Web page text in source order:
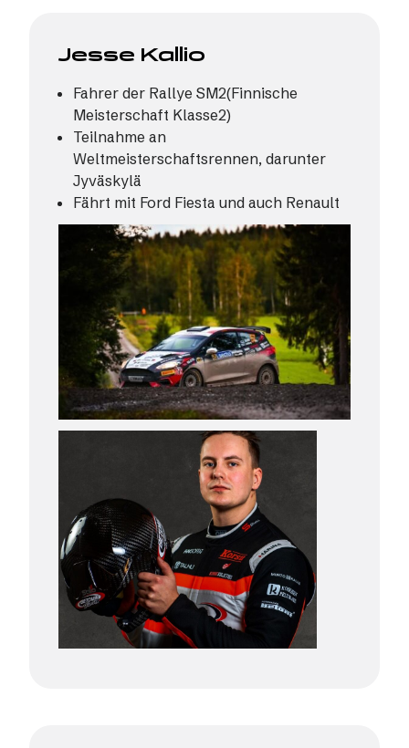
Jesse Kallio
Fahrer der Rallye SM2(Finnische
Meisterschaft Klasse2)
Teilnahme an
Weltmeisterschaftsrennen, darunter
Jyväskylä
Fährt mit Ford Fiesta und auch Renault